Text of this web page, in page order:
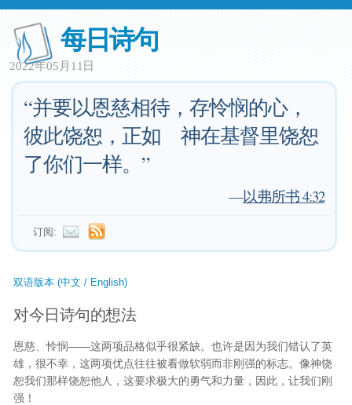
每日诗句
2022年05月11日
“并要以恩慈相待，存怜悯的心，
彼此饶恕，正如 神在基督里饶恕
了你们一样。”
—以弗所书 4:32
订阅:
双语版本 (中文 / English)
对今日诗句的想法
恩慈、怜悯——这两项品格似乎很紧缺。也许是因为我们错认了英
雄，很不幸，这两项优点往往被看做软弱而非刚强的标志。像神饶
恕我们那样饶恕他人，这要求极大的勇气和力量，因此，让我们刚
强！